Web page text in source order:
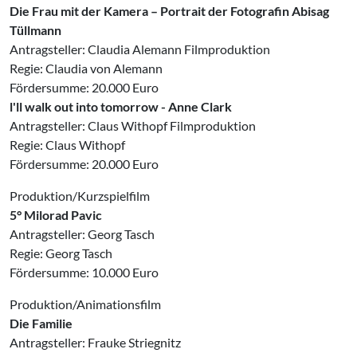
Die Frau mit der Kamera – Portrait der Fotografin Abisag
Tüllmann
Antragsteller: Claudia Alemann Filmproduktion
Regie: Claudia von Alemann
Fördersumme: 20.000 Euro
l'll walk out into tomorrow - Anne Clark
Antragsteller: Claus Withopf Filmproduktion
Regie: Claus Withopf
Fördersumme: 20.000 Euro
Produktion/Kurzspielfilm
5° Milorad Pavic
Antragsteller: Georg Tasch
Regie: Georg Tasch
Fördersumme: 10.000 Euro
Produktion/Animationsfilm
Die Familie
Antragsteller: Frauke Striegnitz